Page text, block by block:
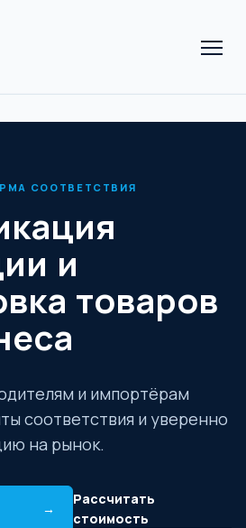
СООТВЕТСТВИЯ
и
товаров
и импортёрам
соответствия и уверенно
на рынок.
→
Рассчитать
стоимость